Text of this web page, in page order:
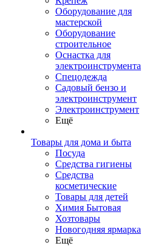
Оборудование для
мастерской
Оборудование
строительное
Оснастка для
электроинструмента
Спецодежда
Садовый бензо и
электроинструмент
Электроинструмент
Ещё
Товары для дома и быта
Посуда
Средства гигиены
Средства
косметические
Товары для детей
Химия Бытовая
Хозтовары
Новогодняя ярмарка
Ещё